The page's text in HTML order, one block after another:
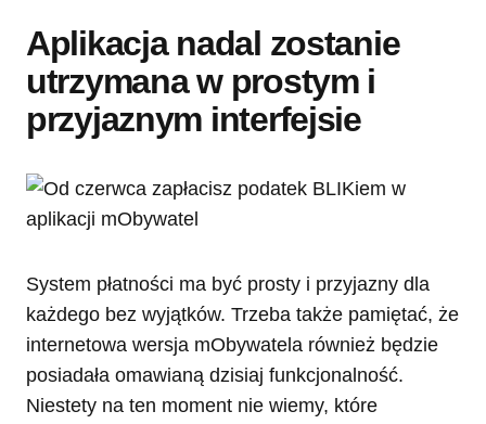
Aplikacja nadal zostanie
utrzymana w prostym i
przyjaznym interfejsie
System płatności ma być prosty i przyjazny dla
każdego bez wyjątków. Trzeba także pamiętać, że
internetowa wersja mObywatela również będzie
posiadała omawianą dzisiaj funkcjonalność.
Niestety na ten moment nie wiemy, które